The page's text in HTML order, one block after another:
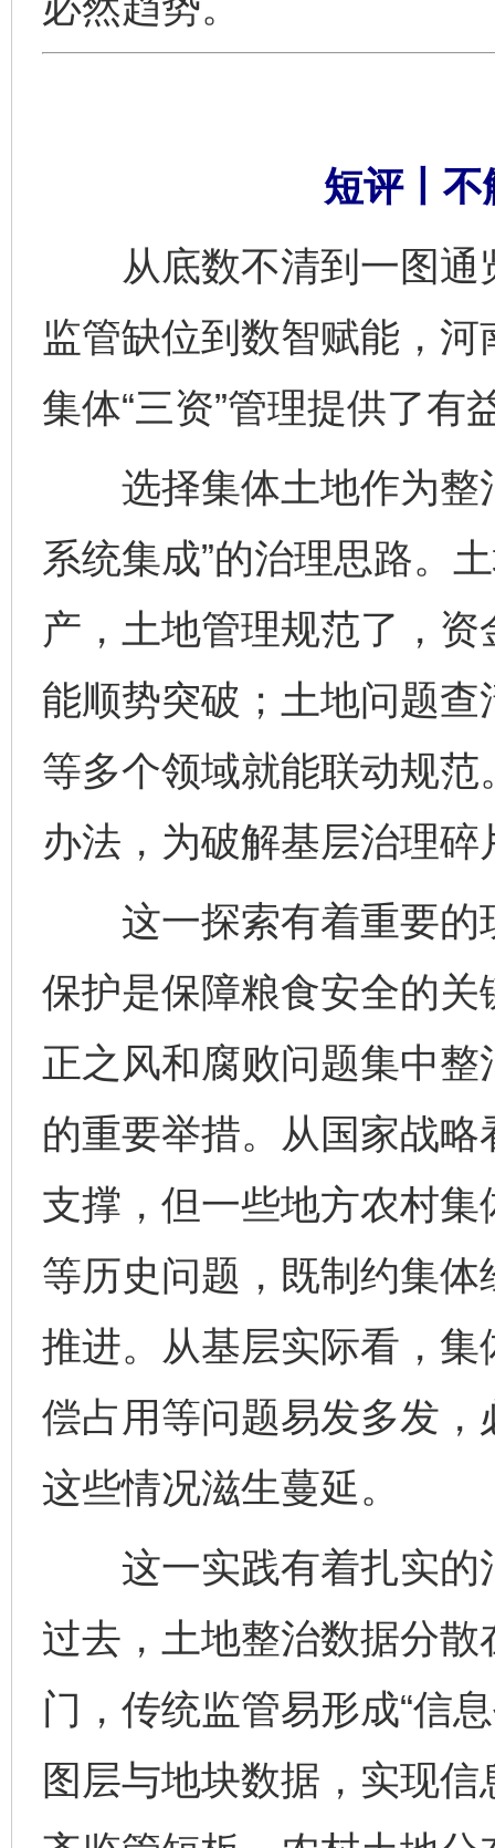
短评丨
从底数不清到一图通
监管缺位到数智赋能，
集体“三资”管理提供了有
选择集体土地作为整治
系统集成”的治理思路。
产，土地管理规范了，
能顺势突破；土地问题
等多个领域就能联动规范
办法，为破解基层治理
这一探索有着重要的
保护是保障粮食安全的
正之风和腐败问题集中
的重要举措。从国家战
支撑，但一些地方农村
等历史问题，既制约集
推进。从基层实际看，
偿占用等问题易发多发
这些情况滋生蔓延。
这一实践有着扎实的
过去，土地整治数据分
门，传统监管易形成“信
图层与地块数据，实现